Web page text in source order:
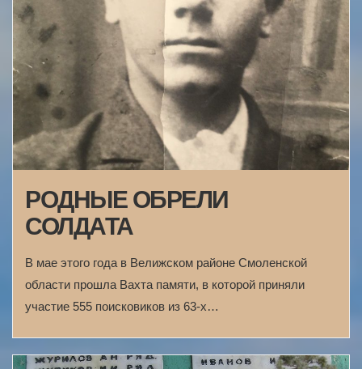
РОДНЫЕ ОБРЕЛИ
СОЛДАТА
В мае этого года в Велижском районе Смоленской
области прошла Вахта памяти, в которой приняли
участие 555 поисковиков из 63-х…